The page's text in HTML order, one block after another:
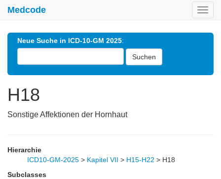
Medcode
Neue Suche in ICD-10-GM 2025:
Suchen
H18
Sonstige Affektionen der Hornhaut
Hierarchie
ICD10-GM-2025 > Kapitel VII > H15-H22 > H18
Subclasses